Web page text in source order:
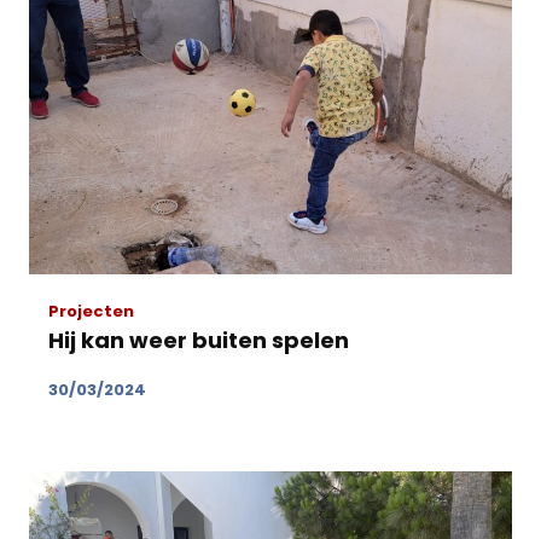
Projecten
Hij kan weer buiten spelen
30/03/2024